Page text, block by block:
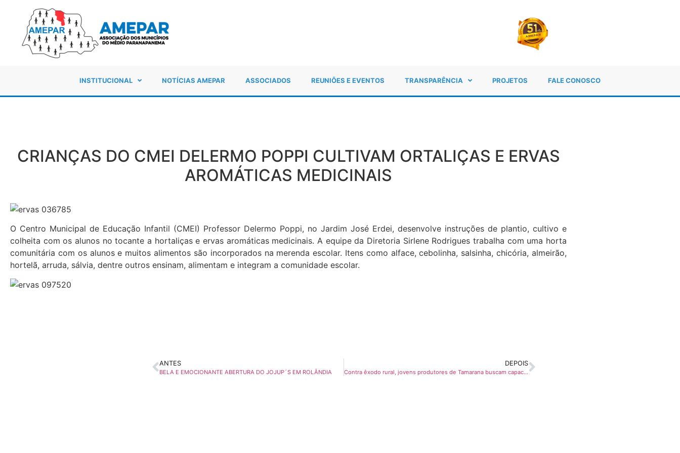
INSTITUCIONAL NOTÍCIAS AMEPAR ASSOCIADOS REUNIÕES E EVENTOS TRANSPARÊNCIA PROJETOS FALE CONOSCO
CRIANÇAS DO CMEI DELERMO POPPI CULTIVAM ORTALIÇAS E ERVAS
AROMÁTICAS MEDICINAIS
O Centro Municipal de Educação Infantil (CMEI) Professor Delermo Poppi, no Jardim José Erdei, desenvolve instruções de plantio, cultivo e
colheita com os alunos no tocante a hortaliças e ervas aromáticas medicinais. A equipe da Diretoria Sirlene Rodrigues trabalha com uma horta
comunitária com os alunos e muitos alimentos são incorporados na merenda escolar. Itens como alface, cebolinha, salsinha, chicória, almeirão,
hortelã, arruda, sálvia, dentre outros ensinam, alimentam e integram a comunidade escolar.
ANTES
BELA E EMOCIONANTE ABERTURA DO JOJUP´S EM ROLÂNDIA
DEPOIS
Contra êxodo rural, jovens produtores de Tamarana buscam capacitação